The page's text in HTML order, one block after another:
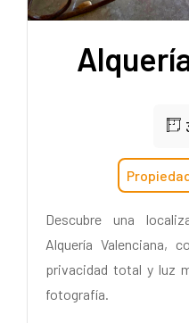
Descubre una
Alquería Valenciana,
privacidad total y luz
fotografía.